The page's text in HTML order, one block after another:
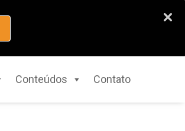
Conteúdos Contato